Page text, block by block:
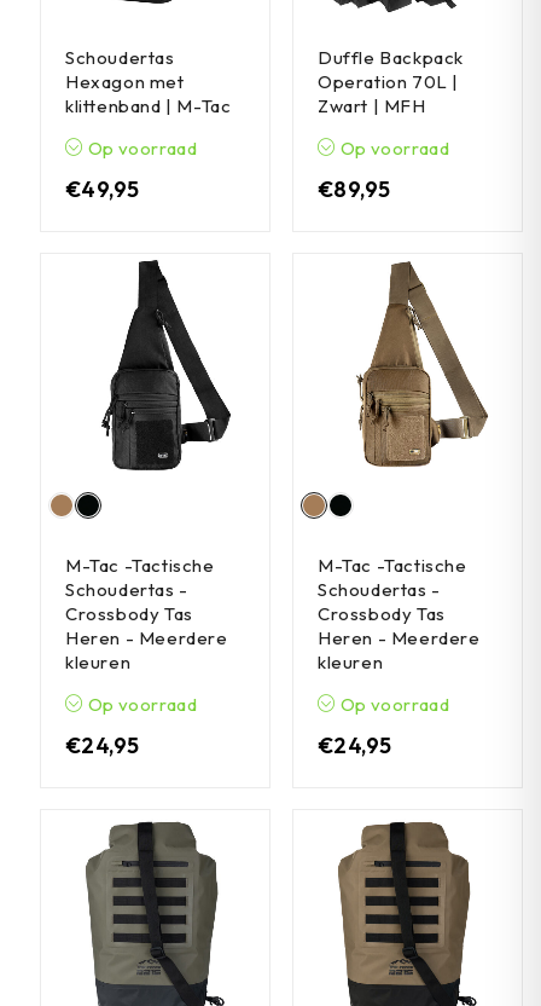
Schoudertas
Hexagon met
klittenband | M-Tac
Op voorraad
€49,95
Duffle Backpack
Operation 70L |
Zwart | MFH
Op voorraad
€89,95
M-Tac -Tactische
Schoudertas -
Crossbody Tas
Heren - Meerdere
kleuren
Op voorraad
€24,95
M-Tac -Tactische
Schoudertas -
Crossbody Tas
Heren - Meerdere
kleuren
Op voorraad
€24,95